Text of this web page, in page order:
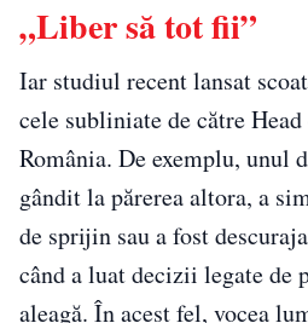
„Liber să tot fii”
Iar studiul recent lansat
cele subliniate de către
România. De exemplu, unul
gândit la părerea altora, a
de sprijin sau a fost
când a luat decizii legate de
aleagă. În acest fel, vocea